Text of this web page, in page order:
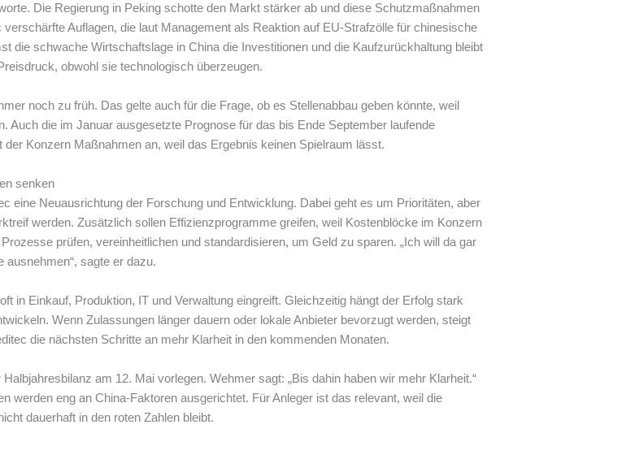
Die Regierung in Peking schotte den Markt stärker ab und diese Schutzmaßnahmen
Auflagen, die laut Management als Reaktion auf EU-Strafzölle für chinesische
die schwache Wirtschaftslage in China die Investitionen und die Kaufzurückhaltung bleibt
obwohl sie technologisch überzeugen.
noch zu früh. Das gelte auch für die Frage, ob es Stellenabbau geben könnte, weil
Auch die im Januar ausgesetzte Prognose für das bis Ende September laufende
Konzern Maßnahmen an, weil das Ergebnis keinen Spielraum lässt.
senken
eine Neuausrichtung der Forschung und Entwicklung. Dabei geht es um Prioritäten, aber
werden. Zusätzlich sollen Effizienzprogramme greifen, weil Kostenblöcke im Konzern
prüfen, vereinheitlichen und standardisieren, um Geld zu sparen. „Ich will da gar
ausnehmen“, sagte er dazu.
in Einkauf, Produktion, IT und Verwaltung eingreift. Gleichzeitig hängt der Erfolg stark
Wenn Zulassungen länger dauern oder lokale Anbieter bevorzugt werden, steigt
die nächsten Schritte an mehr Klarheit in den kommenden Monaten.
am 12. Mai vorlegen. Wehmer sagt: „Bis dahin haben wir mehr Klarheit.“
werden eng an China-Faktoren ausgerichtet. Für Anleger ist das relevant, weil die
dauerhaft in den roten Zahlen bleibt.